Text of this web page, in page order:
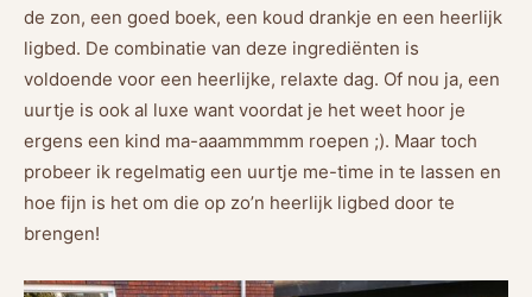
de zon, een goed boek, een koud drankje en een heerlijk
ligbed. De combinatie van deze ingrediënten is
voldoende voor een heerlijke, relaxte dag. Of nou ja, een
uurtje is ook al luxe want voordat je het weet hoor je
ergens een kind ma-aaammmmm roepen ;). Maar toch
probeer ik regelmatig een uurtje me-time in te lassen en
hoe fijn is het om die op zo’n heerlijk ligbed door te
brengen!